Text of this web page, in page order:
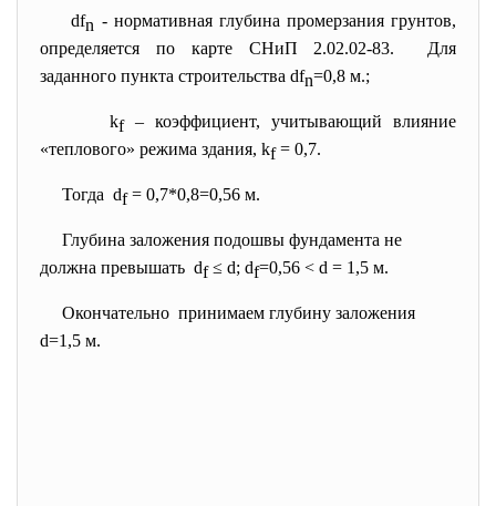
dfn - нормативная глубина промерзания грунтов,
определяется по карте СНиП 2.02.02-83. Для
заданного пункта строительства dfn=0,8 м.;
kf– коэффициент, учитывающий влияние
«теплового» режима здания, kf= 0,7.
Тогда df= 0,7*0,8=0,56 м.
Глубина заложения подошвы фундамента не
должна превышать df≤ d; df=0,56 < d = 1,5 м.
Окончательно принимаем глубину заложения
d=1,5 м.